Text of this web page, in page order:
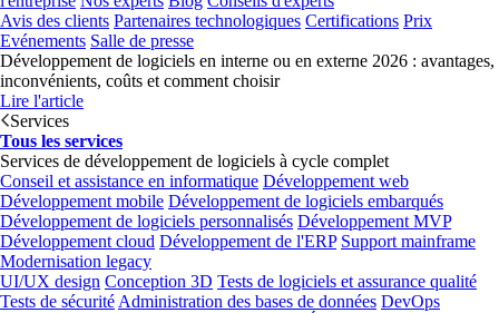
Avis des clients Partenaires technologiques Certifications Prix
Evénements Salle de presse
Développement de logiciels en interne ou en externe 2026 : avantages,
inconvénients, coûts et comment choisir
Lire l'article
Services
Tous les services
Services de développement de logiciels à cycle complet
Conseil et assistance en informatique Développement web
Développement mobile Développement de logiciels embarqués
Développement de logiciels personnalisés Développement MVP
Développement cloud Développement de l'ERP Support mainframe
Modernisation legacy
UI/UX design Conception 3D Tests de logiciels et assurance qualité
Tests de sécurité Administration des bases de données DevOps